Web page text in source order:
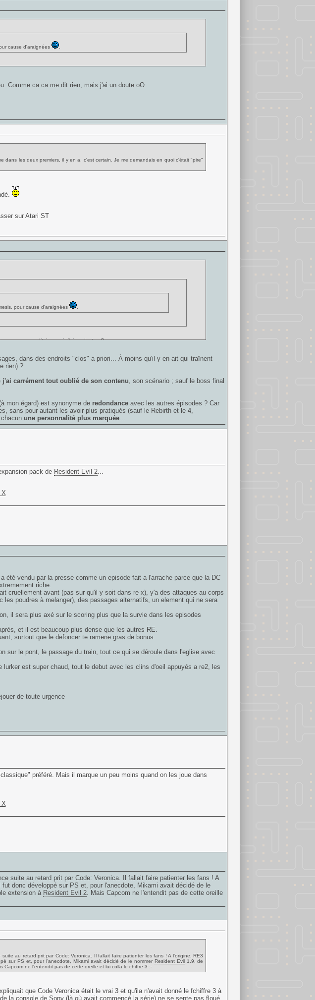
cause d'araignées
Comme ca ca me dit rien, mais j'ai un doute oO
dans les deux premiers, il y en a, c'est certain. Je me demandais en quoi c'était "pire"
sur Atari ST
pour cause d'araignées
ca ca me dit rien, mais j'ai un doute oO
dans des endroits "clos" a priori... À moins qu'il y en ait qui traînent
rien) ?
j'ai carrément tout oublié de son contenu, son scénario ; sauf le boss final
mon égard) est synonyme de redondance avec les autres épisodes ? Car
sans pour autant les avoir plus pratiqués (sauf le Rebirth et le 4,
une personnalité plus marquée...
pack de Resident Evil 2...
X
été vendu par la presse comme un episode fait a l'arrache parce que la DC
riche.
cruellement avant (pas sur qu'il y soit dans re x), y'a des attaques au corps
poudres à melanger), des passages alternatifs, un element qui ne sera
il sera plus axé sur le scoring plus que la survie dans les episodes
et il est beaucoup plus dense que les autres RE.
surtout que le defoncer te ramene gras de bonus.
sur le pont, le passage du train, tout ce qui se déroule dans l'eglise avec
lurker est super chaud, tout le debut avec les clins d'oeil appuyés a re2, les
de toute urgence
préféré. Mais il marque un peu moins quand on les joue dans
X
suite au retard prit par Code: Veronica. Il fallait faire patienter les fans ! A
donc développé sur PS et, pour l'anecdote, Mikami avait décidé de le
extension à Resident Evil 2. Mais Capcom ne l'entendit pas de cette oreille
au retard prit par Code: Veronica. Il fallait faire patienter les fans ! A l'origine, RE3
sur PS et, pour l'anecdote, Mikami avait décidé de le nommer Resident Evil1.9, de
Capcom ne l'entendit pas de cette oreille et lui colla le chiffre 3 :-
que Code Veronica était le vrai 3 et qu'ila n'avait donné le fchiffre 3 à
la console de Sony (là où avait commencé la série) ne se sente pas floué